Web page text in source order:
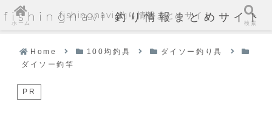
fishingnavi 釣り情報まとめサイト
Home 100均釣具
ダイソー釣り具
ダイソー釣竿
PR
ホーム
fishingnavi 釣り情報まとめサイト
検索